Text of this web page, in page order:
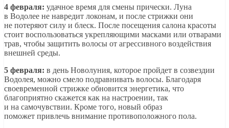
4 февраля: удачное время для смены прически. Луна
в Водолее не навредит локонам, и после стрижки они
не потеряют силу и блеск. После посещения салона красоты
стоит воспользоваться укрепляющими масками или отварами
трав, чтобы защитить волосы от агрессивного воздействия
внешней среды.
5 февраля: в день Новолуния, которое пройдет в созвездии
Водолея, можно смело подравнивать волосы. Благодаря
своевременной стрижке обновится энергетика, что
благоприятно скажется как на настроении, так
и на самочувствии. Кроме того, новый образ
поможет привлечь внимание противоположного пола.